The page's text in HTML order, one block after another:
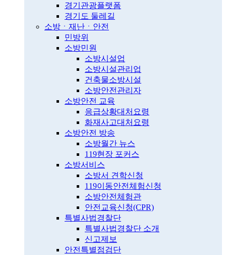
경기관광플랫폼
경기도 둘레길
소방ㆍ재난ㆍ안전
민방위
소방민원
소방시설업
소방시설관리업
건축물소방시설
소방안전관리자
소방안전 교육
응급상황대처요령
화재사고대처요령
소방안전 방송
소방월간 뉴스
119현장 포커스
소방서비스
소방서 견학신청
119이동안전체험신청
소방안전체험관
안전교육신청(CPR)
특별사법경찰단
특별사법경찰단 소개
신고제보
안전특별점검단